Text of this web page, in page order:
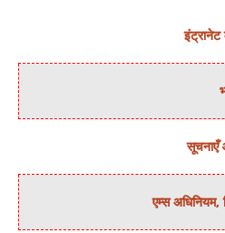
इंट्रानेट
सूचनाएँ
एम्स अधिनियम,